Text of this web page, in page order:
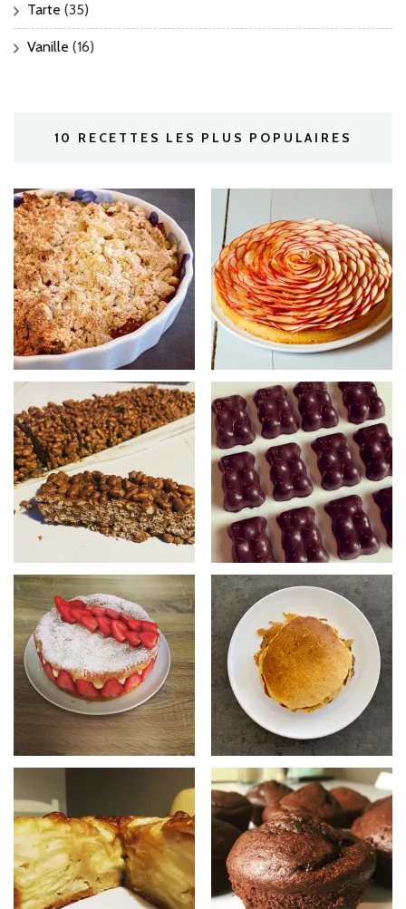
Tarte (35)
Vanille (16)
10 RECETTES LES PLUS POPULAIRES